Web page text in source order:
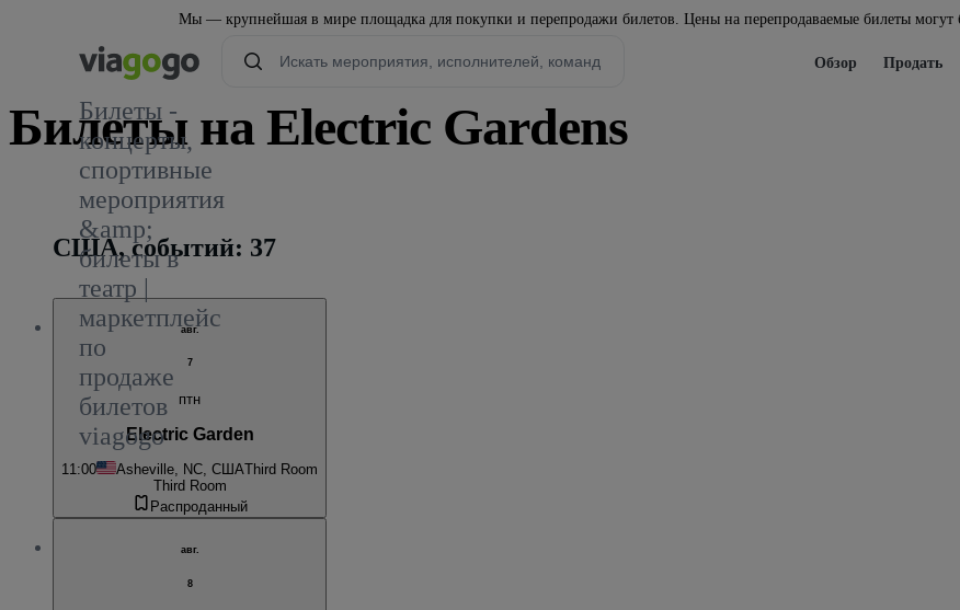
Мы — крупнейшая в мире площадка для покупки и перепродажи билетов. Цены на перепродаваемые билеты
Билеты -
концерты,
спортивные
мероприятия
&amp;
билеты в
театр |
маркетплейс
по
продаже
билетов
viagogo
Обзор Продать
Билеты на Electric Gardens
США, событий: 37
авг.
7
птн
Electric Garden
11:00 Asheville, NC, СШАThird Room
Third Room
Распроданный
авг.
8